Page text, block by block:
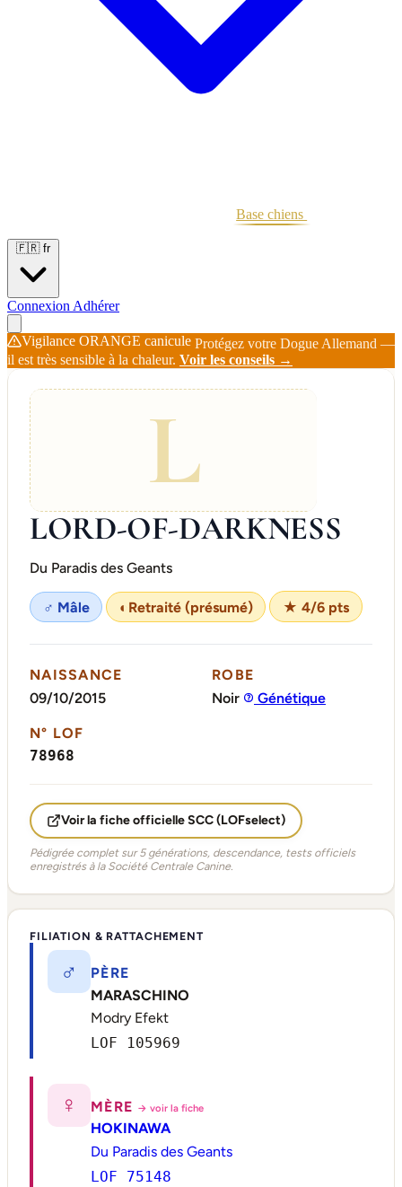
Base chiens
🇫🇷 fr
Connexion Adhérer
Vigilance ORANGE canicule Protégez votre Dogue Allemand —
il est très sensible à la chaleur. Voir les conseils →
L
LORD-OF-DARKNESS
Du Paradis des Geants
♂ Mâle ◐ Retraité (présumé) ★ 4/6 pts
NAISSANCE
09/10/2015
ROBE
Noir
Génétique
N° LOF
78968
Voir la fiche officielle SCC (LOFselect)
Pédigrée complet sur 5 générations, descendance, tests officiels
enregistrés à la Société Centrale Canine.
FILIATION & RATTACHEMENT
♂
PÈRE
MARASCHINO
Modry Efekt
LOF 105969
♀ MÈRE → voir la fiche
HOKINAWA
Du Paradis des Geants
LOF 75148